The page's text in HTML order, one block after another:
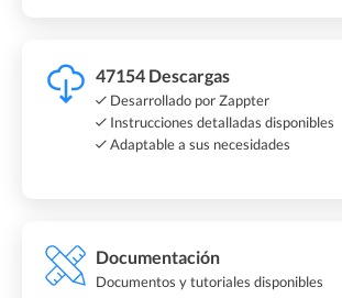
47154 Descargas
Desarrollado por Zappter
Instrucciones detalladas disponibles
Adaptable a sus necesidades
Documentación
Documentos y tutoriales disponibles